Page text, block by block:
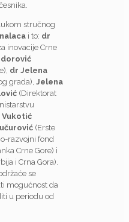
stručnog
i to: dr
inovacije Crne
dr Jelena
grada), Jelena
(Direktorat
Vukotić
(Erste
razvojni fond
Crne Gore) i
i Crna Gora).
se
mogućnost da
u periodu od